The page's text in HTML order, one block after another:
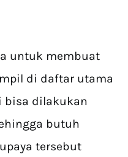
untuk membuat
di daftar utama
bisa dilakukan
butuh
tersebut